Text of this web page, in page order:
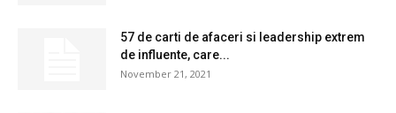
57 de carti de afaceri si leadership extrem
de influente, care...
November 21, 2021